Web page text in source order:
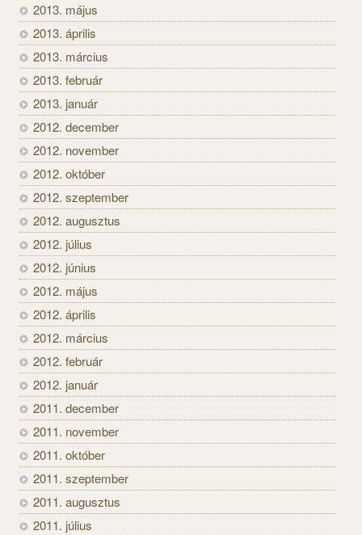
2013. május
2013. április
2013. március
2013. február
2013. január
2012. december
2012. november
2012. október
2012. szeptember
2012. augusztus
2012. július
2012. június
2012. május
2012. április
2012. március
2012. február
2012. január
2011. december
2011. november
2011. október
2011. szeptember
2011. augusztus
2011. július